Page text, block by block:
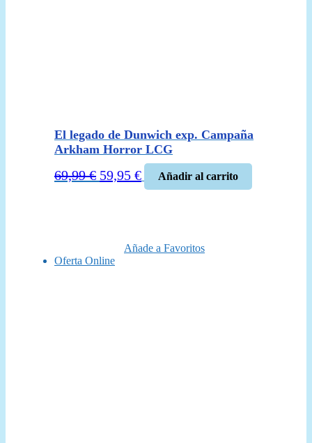
El legado de Dunwich exp. Campaña
Arkham Horror LCG
69,99€ El
59,95 €El
precio
Añadir al carrito
Añade a Favoritos
Oferta Online